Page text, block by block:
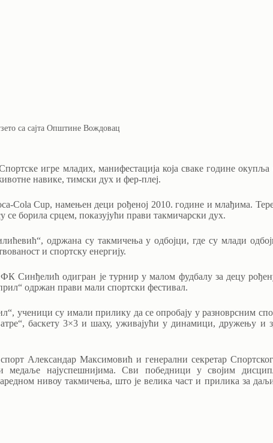
са сајта Општине Вождовац
игре младих, манифестација која сваке године окупља
навике, тимски дух и фер-плеј.
Cola Cup, намењен деци рођеној 2010. године и млађима.
се борила срцем, показујући прави такмичарски дух.
одржана су такмичења у одбојци, где су млади
и спортску енергију.
Синђелић одигран је турнир у малом фудбалу за децу
одржан прави мали спортски фестивал.
ученици су имали прилику да се опробају у разноврсним
баскету 3×3 и шаху, уживајући у динамици, дружењу и
Александар Максимовић и генерални секретар Спортског
најуспешнијима. Сви победници у својим
нивоу такмичења, што је велика част и прилика за даљи